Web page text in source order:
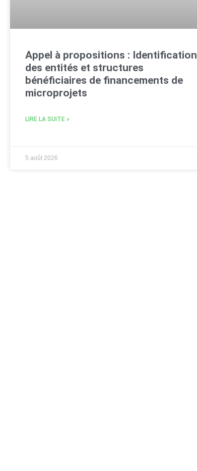
Appel à propositions : Identification
des entités et structures
bénéficiaires de financements de
microprojets
LIRE LA SUITE »
5 août 2026